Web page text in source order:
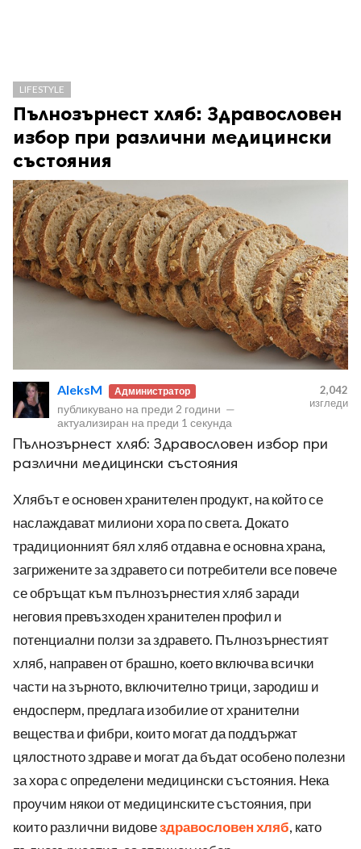
LIFESTYLE
Пълнозърнест хляб: Здравословен
избор при различни медицински
състояния
AleksM Администратор
публикувано на преди 2 години —
актуализиран на преди 1 секунда
2,042
изгледи
Пълнозърнест хляб: Здравословен избор при
различни медицински състояния
Хлябът е основен хранителен продукт, на който се
наслаждават милиони хора по света. Докато
традиционният бял хляб отдавна е основна храна,
загрижените за здравето си потребители все повече
се обръщат към пълнозърнестия хляб заради
неговия превъзходен хранителен профил и
потенциални ползи за здравето. Пълнозърнестият
хляб, направен от брашно, което включва всички
части на зърното, включително трици, зародиш и
ендосперм, предлага изобилие от хранителни
вещества и фибри, които могат да поддържат
цялостното здраве и могат да бъдат особено полезни
за хора с определени медицински състояния. Нека
проучим някои от медицинските състояния, при
които различни видовездравословен хляб, като